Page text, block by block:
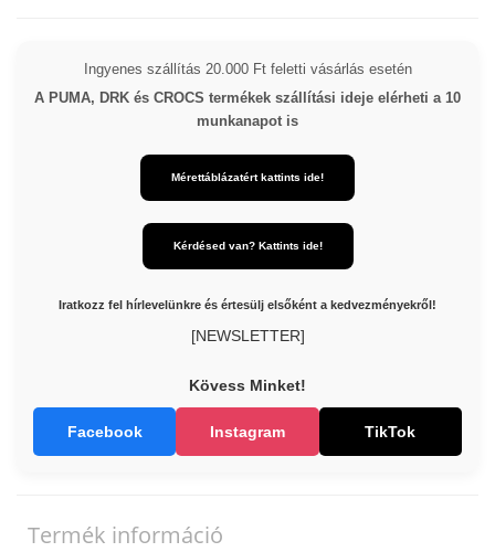
Ingyenes szállítás 20.000 Ft feletti vásárlás esetén
A PUMA, DRK és CROCS termékek szállítási ideje elérheti a 10
munkanapot is
Mérettáblázatért kattints ide!
Kérdésed van? Kattints ide!
Iratkozz fel hírlevelünkre és értesülj elsőként a kedvezményekről!
[NEWSLETTER]
Kövess Minket!
Facebook Instagram TikTok
Termék információ